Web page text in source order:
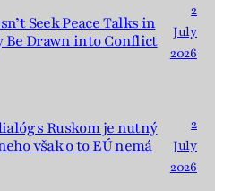
Seek Peace Talks in
Be Drawn into Conflict
2
July
2026
s Ruskom je nutný
však o to EÚ nemá
2
July
2026